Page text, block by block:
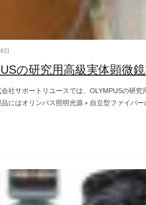
日
の研究用高級実体顕微
会社サポートリユースでは、OLYMPUSの研
にはオリンパス照明光源＋自立型ファイバ